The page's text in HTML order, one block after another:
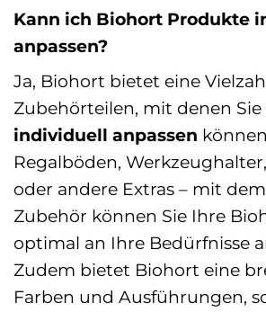
Kann ich Biohort Produkte
anpassen?
Ja, Biohort bietet eine
Zubehörteilen, mit denen
individuell anpassen
Regalböden,
oder andere Extras – mit
Zubehör können Sie Ihre
optimal an Ihre Bedürfnisse
Zudem bietet Biohort eine
Farben und Ausführungen,